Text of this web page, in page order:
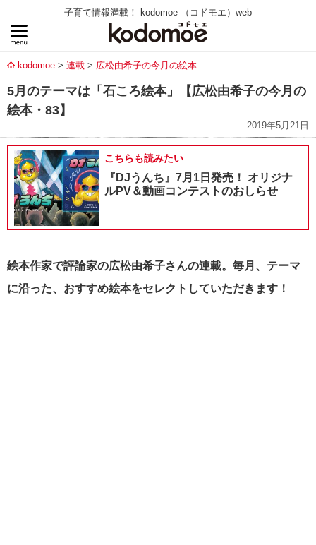
子育て情報満載！ kodomoe （コドモエ）web
kodomoe 連載 広松由希子の今月の絵本
5月のテーマは「石ころ絵本」【広松由希子の今月の
絵本・83】
2019年5月21日
こちらも読みたい
『DJうんち』7月1日発売！ オリジナ
ルPV＆動画コンテストのおしらせ
絵本作家で評論家の広松由希子さんの連載。毎月、テーマ
に沿った、おすすめ絵本をセレクトしていただきます！